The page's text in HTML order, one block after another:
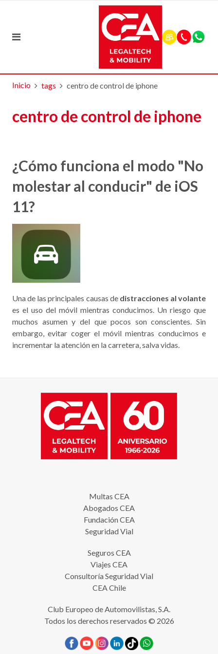
Inicio tags centro de control de iphone
centro de control de iphone
¿Cómo funciona el modo "No
molestar al conducir" de iOS
11?
Una de las principales causas de distracciones al volante
es el uso del móvil mientras conducimos. Un riesgo que
muchos asumen y del que pocos son conscientes. Sin
embargo, evitar coger el móvil mientras conducimos e
incrementar la atención en la carretera, salva vidas.
Multas CEA
Abogados CEA
Fundación CEA
Seguridad Vial
Seguros CEA
Viajes CEA
Consultoría Seguridad Vial
CEA Chile
Club Europeo de Automovilistas, S.A.
Todos los derechos reservados © 2026